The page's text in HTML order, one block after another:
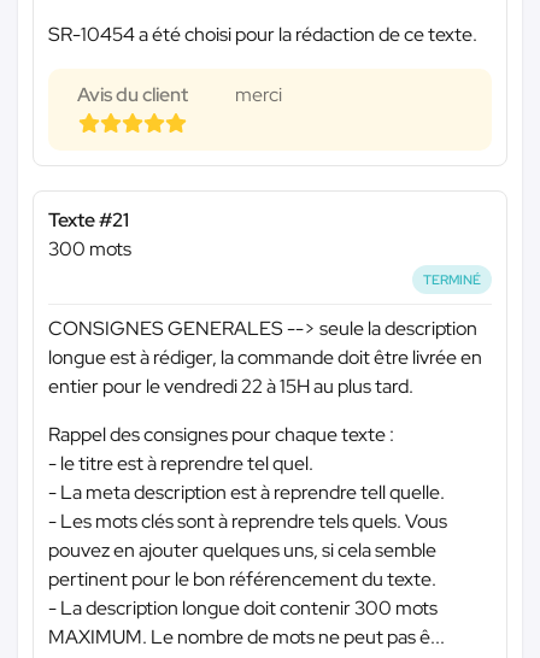
SR-10454 a été choisi pour la rédaction de ce texte.
Avis du client merci
Texte #21
300 mots
TERMINÉ
CONSIGNES GENERALES --> seule la description
longue est à rédiger, la commande doit être livrée en
entier pour le vendredi 22 à 15H au plus tard.
Rappel des consignes pour chaque texte :
- le titre est à reprendre tel quel.
- La meta description est à reprendre tell quelle.
- Les mots clés sont à reprendre tels quels. Vous
pouvez en ajouter quelques uns, si cela semble
pertinent pour le bon référencement du texte.
- La description longue doit contenir 300 mots
MAXIMUM. Le nombre de mots ne peut pas ê...